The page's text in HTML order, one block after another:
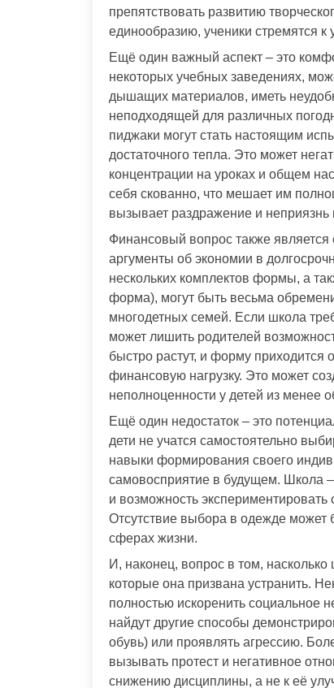
препятствовать развитию
единообразию, ученики стремятся к
Ещё один важный аспект – это
некоторых учебных заведениях,
дышащих материалов, иметь
неподходящей для различных
пиджаки могут стать настоящим
достаточного тепла. Это может
концентрации на уроках и общем
себя скованно, что мешает им
вызывает раздражение и неприязнь
Финансовый вопрос также
аргументы об экономии в
нескольких комплектов формы, а
форма), могут быть весьма
многодетных семей. Если школа
может лишить родителей
быстро растут, и форму приходится
финансовую нагрузку. Это может
неполноценности у детей из менее
Ещё один недостаток – это
дети не учатся самостоятельно
навыки формирования своего
самовосприятие в будущем. Школа –
и возможность
Отсутствие выбора в одежде может
сферах жизни.
И, наконец, вопрос в том,
которые она призвана устранить.
полностью искоренить социальное
найдут другие способы
обувь) или проявлять агрессию.
вызывать протест и негативное
снижению дисциплины, а не к её